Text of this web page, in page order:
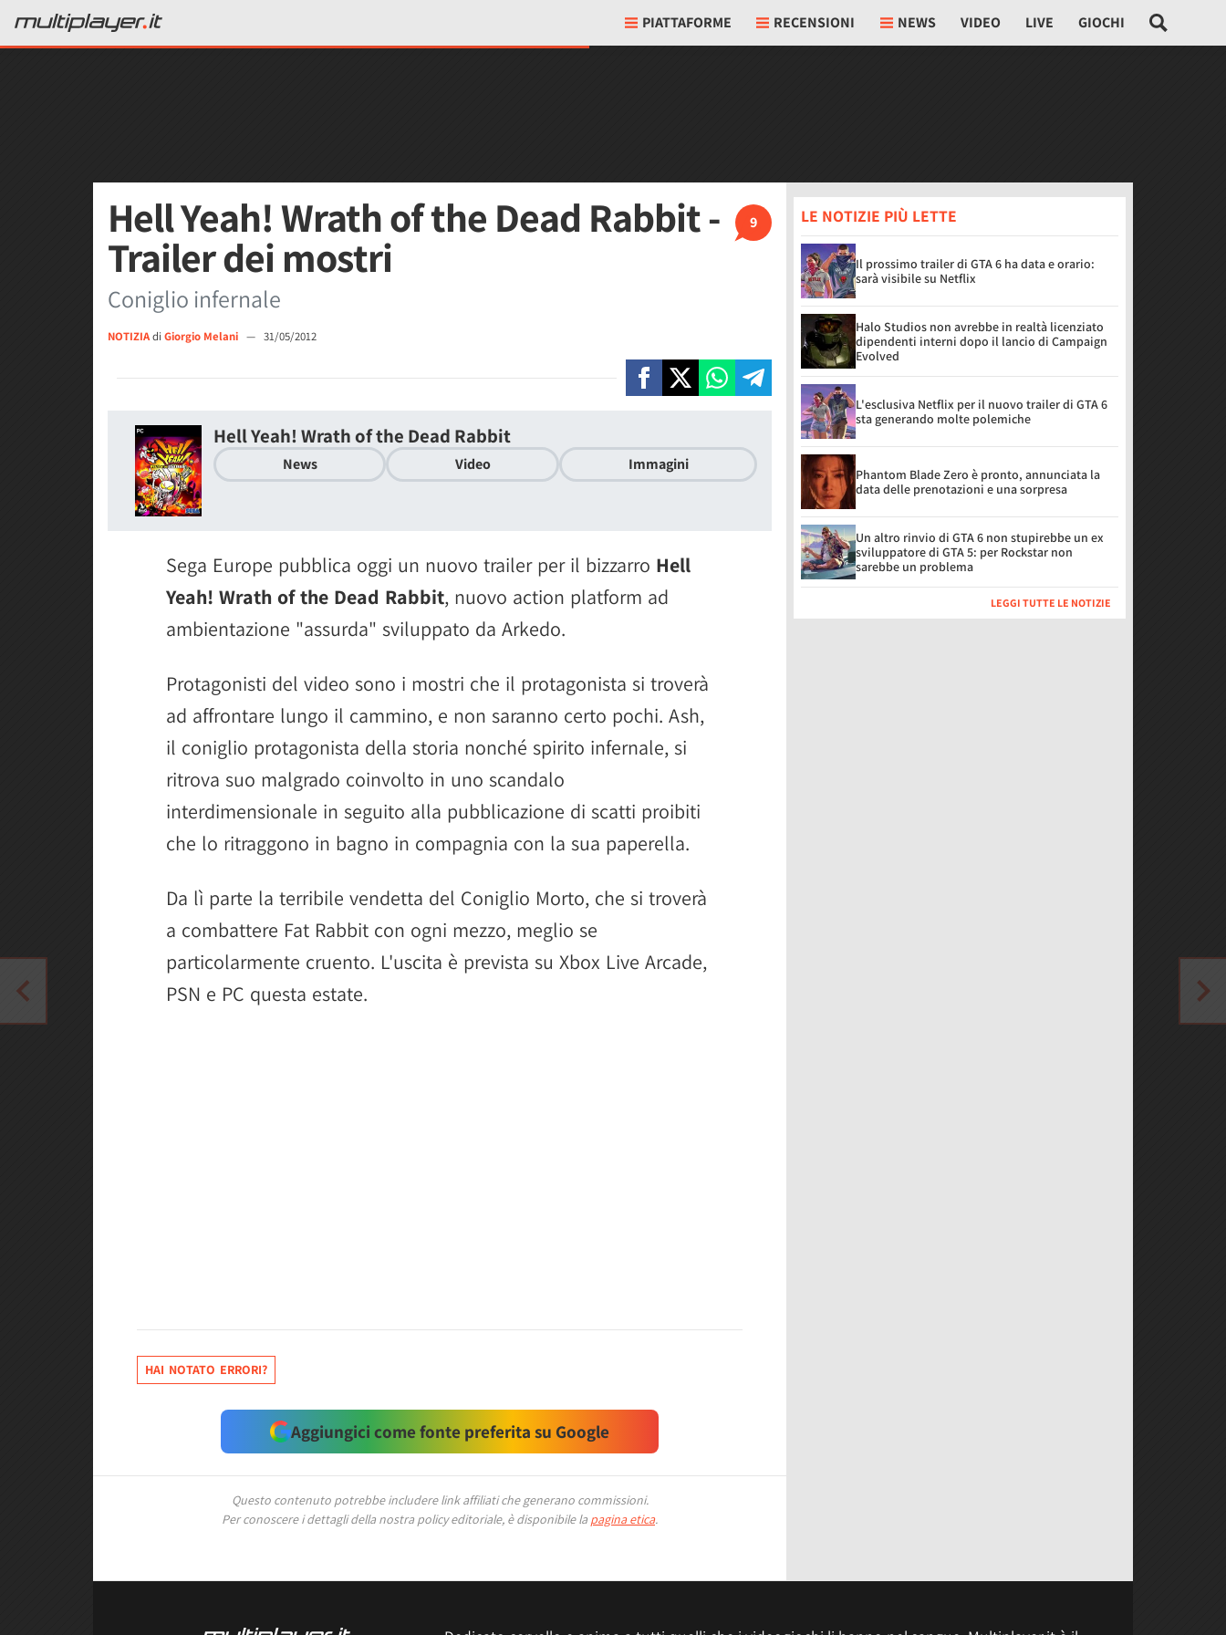
PIATTAFORME RECENSIONI NEWS VIDEO LIVE GIOCHI
9
Hell Yeah! Wrath of the Dead Rabbit -
Trailer dei mostri
Coniglio infernale
NOTIZIAdi Giorgio Melani — 31/05/2012
Hell Yeah! Wrath of the Dead Rabbit
News Video Immagini
Sega Europe pubblica oggi un nuovo trailer per il bizzarro Hell
Yeah! Wrath of the Dead Rabbit, nuovo action platform ad
ambientazione "assurda" sviluppato da Arkedo.
Protagonisti del video sono i mostri che il protagonista si troverà
ad affrontare lungo il cammino, e non saranno certo pochi. Ash,
il coniglio protagonista della storia nonché spirito infernale, si
ritrova suo malgrado coinvolto in uno scandalo
interdimensionale in seguito alla pubblicazione di scatti proibiti
che lo ritraggono in bagno in compagnia con la sua paperella.
Da lì parte la terribile vendetta del Coniglio Morto, che si troverà
a combattere Fat Rabbit con ogni mezzo, meglio se
particolarmente cruento. L'uscita è prevista su Xbox Live Arcade,
PSN e PC questa estate.
HAI NOTATO ERRORI?
Aggiungici come fonte preferita su Google
Questo contenuto potrebbe includere link affiliati che generano commissioni.
Per conoscere i dettagli della nostra policy editoriale, è disponibile la pagina etica.
LE NOTIZIE PIÙ LETTE
Il prossimo trailer di GTA 6 ha data e orario:
sarà visibile su Netflix
Halo Studios non avrebbe in realtà licenziato
dipendenti interni dopo il lancio di Campaign
Evolved
L'esclusiva Netflix per il nuovo trailer di GTA 6
sta generando molte polemiche
Phantom Blade Zero è pronto, annunciata la
data delle prenotazioni e una sorpresa
Un altro rinvio di GTA 6 non stupirebbe un ex
sviluppatore di GTA 5: per Rockstar non
sarebbe un problema
LEGGI TUTTE LE NOTIZIE